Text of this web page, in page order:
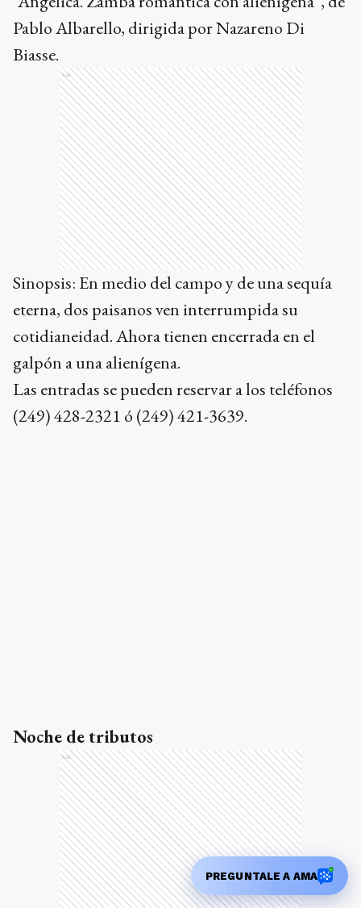
Pablo Albarello, dirigida por Nazareno Di
Biasse.
Ads
Sinopsis: En medio del campo y de una sequía
eterna, dos paisanos ven interrumpida su
cotidianeidad. Ahora tienen encerrada en el
galpón a una alienígena.
Las entradas se pueden reservar a los teléfonos
(249) 428-2321 ó (249) 421-3639.
Noche de tributos
Ads
PREGUNTALE A AMA